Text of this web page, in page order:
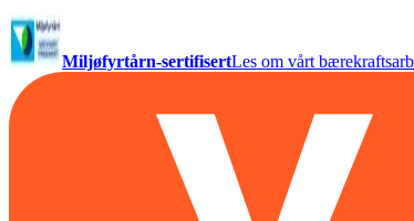
Miljøfyrtårn-sertifisertLes om vårt